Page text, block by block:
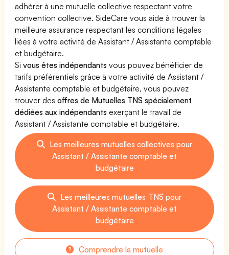
adhérer à une mutuelle collective respectant votre
convention collective. SideCare vous aide à trouver la
meilleure assurance respectant les conditions légales
liées à votre activité de Assistant / Assistante comptable
et budgétaire.
Sivous êtes indépendants vous pouvez bénéficier de
tarifs préférentiels grâce à votre activité de Assistant /
Assistante comptable et budgétaire, vous pouvez
trouver desoffres de Mutuelles TNS spécialement
dédiées aux indépendants exerçant le travail de
Assistant / Assistante comptable et budgétaire.
Les meilleures mutuelles collectives pour
Assistant / Assistante comptable et
budgétaire
Les meilleures mutuelles TNS pour
Assistant / Assistante comptable et
budgétaire
Comprendre la mutuelle